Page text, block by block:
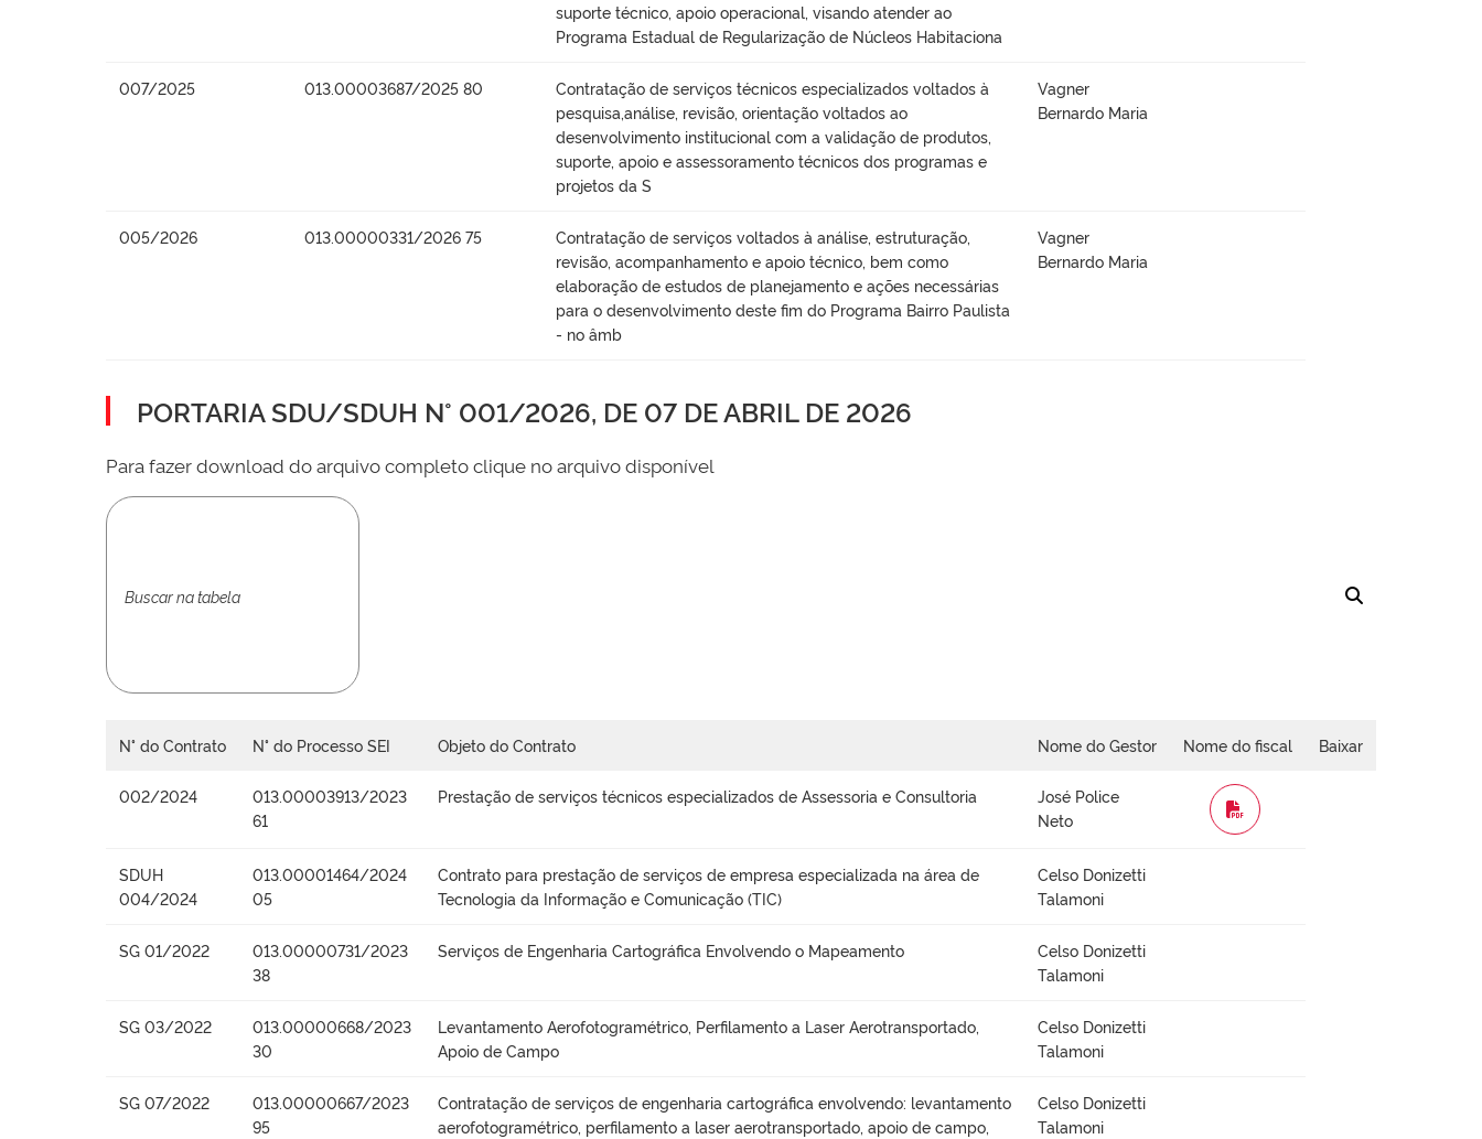
suporte técnico, apoio operacional, visando atender ao
Programa Estadual de Regularização de Núcleos Habitaciona
007/2025 013.00003687/2025 80
Contratação de serviços técnicos especializados voltados à
pesquisa,análise, revisão, orientação voltados ao
desenvolvimento institucional com a validação de produtos,
suporte, apoio e assessoramento técnicos dos programas e
projetos da S
Vagner
Bernardo Maria
005/2026 013.00000331/2026 75
Contratação de serviços voltados à análise, estruturação,
revisão, acompanhamento e apoio técnico, bem como
elaboração de estudos de planejamento e ações necessárias
para o desenvolvimento deste fim do Programa Bairro Paulista
- no âmb
Vagner
Bernardo Maria
PORTARIA SDU/SDUH N° 001/2026, DE 07 DE ABRIL DE 2026
Para fazer download do arquivo completo clique no arquivo disponível
N° do Contrato N° do Processo SEI Objeto do Contrato Nome do Gestor Nome do fiscal Baixar
002/2024
013.00003913/2023
61
Prestação de serviços técnicos especializados de Assessoria e Consultoria
José Police
Neto
WORD
SDUH
004/2024
013.00001464/2024
05
Contrato para prestação de serviços de empresa especializada na área de
Tecnologia da Informação e Comunicação (TIC)
Celso Donizetti
Talamoni
SG 01/2022
013.00000731/2023
38
Serviços de Engenharia Cartográfica Envolvendo o Mapeamento
Celso Donizetti
Talamoni
SG 03/2022
013.00000668/2023
30
Levantamento Aerofotogramétrico, Perfilamento a Laser Aerotransportado,
Apoio de Campo
Celso Donizetti
Talamoni
SG 07/2022
013.00000667/2023
95
Contratação de serviços de engenharia cartográfica envolvendo: levantamento
aerofotogramétrico, perfilamento a laser aerotransportado, apoio de campo,
Celso Donizetti
Talamoni